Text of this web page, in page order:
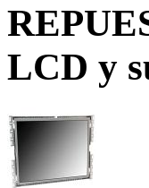
LCD y